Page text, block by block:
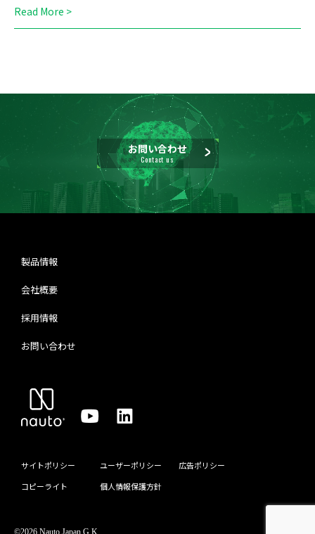
Read More >
お問い合わせ
Contact us
製品情報
会社概要
採用情報
お問い合わせ
サイトポリシー ユーザーポリシー
広告ポリシー
コピーライト
個人情報保護方針
©2026 Nauto Japan G.K.